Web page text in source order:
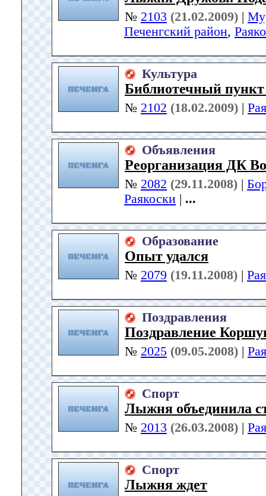
№ 2103 (21.02.2009) |
Печенгский район,
Культура
Библиотечный пункт
№ 2102 (18.02.2009) |
Объявления
Реорганизация ДК
№ 2082 (29.11.2008) |
Раякоски | ...
Образование
Опыт удался
№ 2079 (19.11.2008) |
Поздравления
Поздравление
№ 2025 (09.05.2008) |
Спорт
Лыжня объединила
№ 2013 (26.03.2008) |
Спорт
Лыжня ждет